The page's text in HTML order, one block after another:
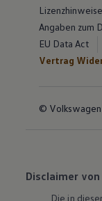
Angaben zum
EU Data Act
Vertrag
©
Disclaimer
Die in